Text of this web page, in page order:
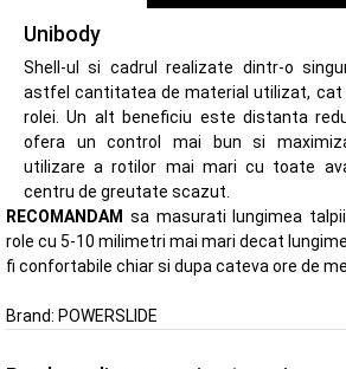
Unibody
Shell-ul si cadrul realizate dintr-o
astfel cantitatea de material utilizat,
rolei. Un alt beneficiu este distanta
ofera un control mai bun si
utilizare a rotilor mai mari cu toate
centru de greutate scazut.
RECOMANDAM sa masurati lungimea
role cu 5-10 milimetri mai mari decat
fi confortabile chiar si dupa cateva ore de
Brand: POWERSLIDE